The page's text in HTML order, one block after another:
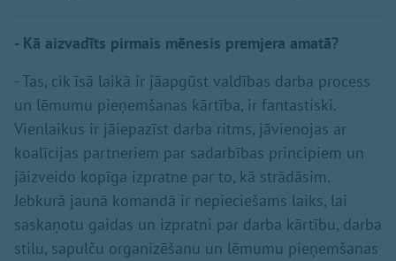
- Kā aizvadīts pirmais mēnesis premjera amatā?
- Tas, cik īsā laikā ir jāapgūst valdības darba process
un lēmumu pieņemšanas kārtība, ir fantastiski.
Vienlaikus ir jāiepazīst darba ritms, jāvienojas ar
koalīcijas partneriem par sadarbības principiem un
jāizveido kopīga izpratne par to, kā strādāsim.
Jebkurā jaunā komandā ir nepieciešams laiks, lai
saskaņotu gaidas un izpratni par darba kārtību, darba
stilu, sapulču organizēšanu un lēmumu pieņemšanas